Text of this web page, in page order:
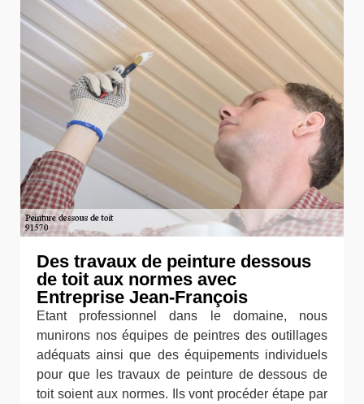
Des travaux de peinture dessous
de toit aux normes avec
Entreprise Jean-François
Etant professionnel dans le domaine, nous
munirons nos équipes de peintres des outillages
adéquats ainsi que des équipements individuels
pour que les travaux de peinture de dessous de
toit soient aux normes. Ils vont procéder étape par